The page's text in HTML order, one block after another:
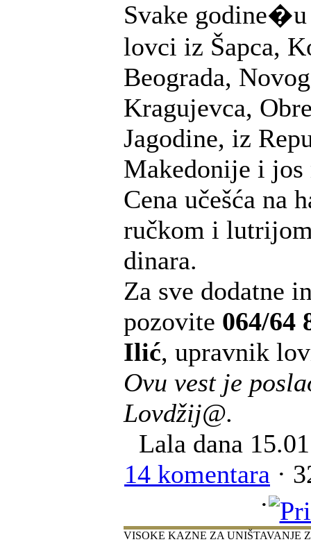
Svake
lovci iz Šapca,
Beograda,
Kragujevca,
Jagodine, iz
Makedonije i
Cena učešća na
ručkom i
dinara.
Za sve dodatne
pozovite 064/64
Ilić, upravnik
Ovu vest je
Lovdžij@.
Lala dana
14 komentara ·
·
VISOKE KAZNE ZA UNIŠTAVANJE